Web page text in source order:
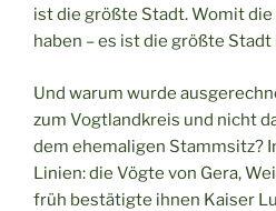
ist die größte Stadt. Womit
haben – es ist die größte
Und warum wurde
zum Vogtlandkreis und nicht
dem ehemaligen Stammsitz?
Linien: die Vögte von Gera,
früh bestätigte ihnen Kaiser